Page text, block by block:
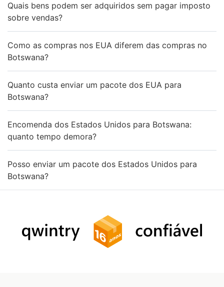
Quais bens podem ser adquiridos sem pagar imposto
sobre vendas?
Como as compras nos EUA diferem das compras no
Botswana?
Quanto custa enviar um pacote dos EUA para
Botswana?
Encomenda dos Estados Unidos para Botswana:
quanto tempo demora?
Posso enviar um pacote dos Estados Unidos para
Botswana?